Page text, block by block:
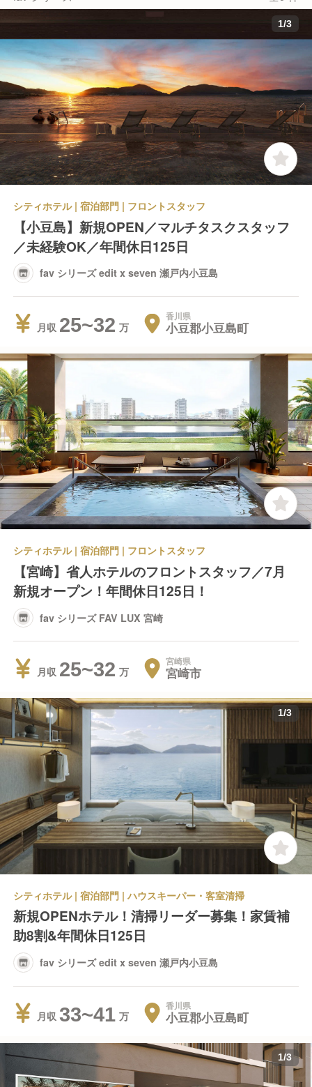
1/3
シティホテル | 宿泊部門 | フロントスタッフ
【小豆島】新規OPEN／マルチタスクスタッフ
／未経験OK／年間休日125日
fav シリーズ edit x seven 瀬戸内小豆島
月収 25~32 香川県
小豆郡小豆島町
シティホテル | 宿泊部門 | フロントスタッフ
【宮崎】省人ホテルのフロントスタッフ／7月
新規オープン！年間休日125日！
fav シリーズ FAV LUX 宮崎
月収 25~32 宮崎県
宮崎市
1/3
シティホテル | 宿泊部門 | ハウスキーパー・客室清掃
新規OPENホテル！清掃リーダー募集！家賃補
助8割&年間休日125日
fav シリーズ edit x seven 瀬戸内小豆島
月収 33~41 香川県
小豆郡小豆島町
1/3